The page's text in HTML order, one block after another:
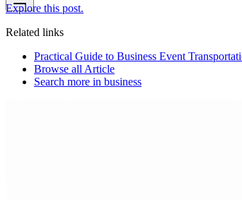
Explore this post.
Related links
Practical Guide to Business Event
Browse all Article
Search more in business